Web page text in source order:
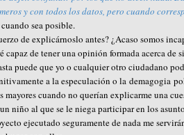
y con todos los datos, pero cuando
sea posible.
de explicárnoslo antes? ¿Acaso somos
capaz de tener una opinión formada acerca
puede que yo o cualquier otro ciudadano
a la especulación o la demagogia
mayores cuando no querían explicarme una
niño al que se le niega participar en los
ejecutado seguramente de nada me